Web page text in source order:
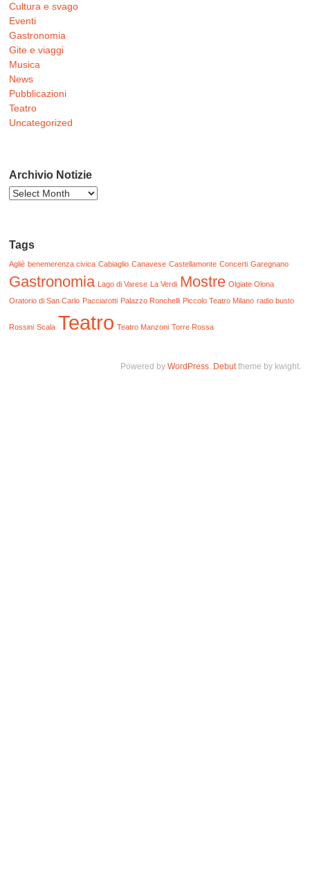
Cultura e svago
Eventi
Gastronomia
Gite e viaggi
Musica
News
Pubblicazioni
Teatro
Uncategorized
Archivio Notizie
Archivio
Tags
Agliè benemerenza civica Cabiaglio Canavese Castellamonte Concerti Garegnano
Gastronomia Lago di Varese La Verdi Mostre Olgiate Olona
Oratorio di San Carlo Pacciarotti Palazzo Ronchelli Piccolo Teatro Milano radio busto
Rossini Scala Teatro Teatro Manzoni Torre Rossa
Powered by WordPress. Debuttheme by kwight.